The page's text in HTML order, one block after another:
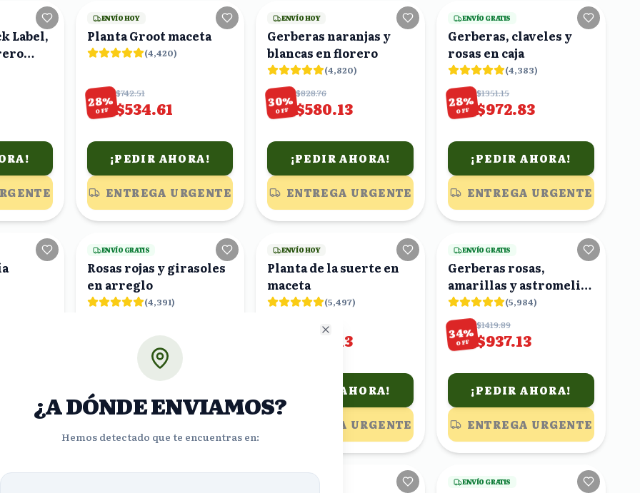
Label,
en
ENVÍO HOY
Planta Groot maceta
(4,420)
28%
OFF
$742.51
$534.61
¡PEDIR AHORA!
ENTREGA URGENTE
ENVÍO HOY
Gerberas naranjas y
blancas en florero
(4,820)
30%
OFF
$828.76
$580.13
¡PEDIR AHORA!
ENTREGA URGENTE
ENVÍO GRATIS
Gerberas, claveles y
rosas en caja
(4,383)
28%
OFF
$1351.15
$972.83
¡PEDIR AHORA!
ENTREGA URGENTE
19viendo 16viendo
ENVÍO GRATIS
Rosas rojas y girasoles
en arreglo
(4,391)
$847.88
22viendo
ENVÍO HOY
Planta de la suerte en
maceta
(5,497)
$853.13
$580.13
¡PEDIR AHORA!
ENTREGA URGENTE
24viendo
ENVÍO GRATIS
Gerberas rosas,
amarillas y astromelias
blancas con florero
(5,984)
34%
OFF
$1419.89
$937.13
¡PEDIR AHORA!
ENTREGA URGENTE
6viendo
ENVÍO GRATIS
17viendo
ENVÍO GRATIS
¿A DÓNDE ENVIAMOS?
Hemos detectado que te encuentras en:
Close